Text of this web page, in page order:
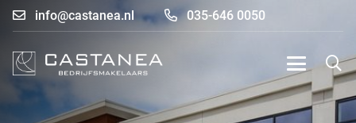
info@castanea.nl 035-646 0050